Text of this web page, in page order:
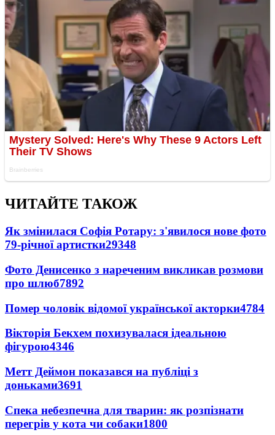
ЧИТАЙТЕ ТАКОЖ
Як змінилася Софія Ротару: з'явилося нове фото
79-річної артистки29348
Фото Денисенко з нареченим викликав розмови
про шлюб7892
Помер чоловік відомої української акторки4784
Вікторія Бекхем похизувалася ідеальною
фігурою4346
Метт Деймон показався на публіці з
доньками3691
Спека небезпечна для тварин: як розпізнати
перегрів у кота чи собаки1800